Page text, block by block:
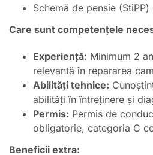
Schemă de pensie
Care sunt competențele
Experiență: Minimum 2
relevantă în repararea
Abilități tehnice:
abilități în întreținere și
Permis: Permis de
obligatorie, categoria C
Beneficii extra: